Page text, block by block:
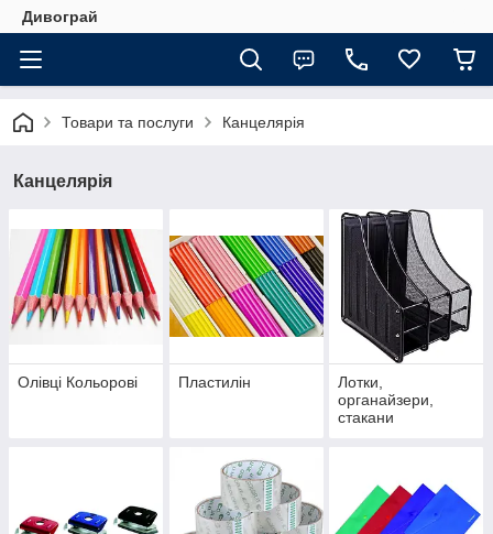
Дивограй
Товари та послуги Канцелярія
Канцелярія
Олівці Кольорові Пластилін
Лотки,
органайзери,
стакани